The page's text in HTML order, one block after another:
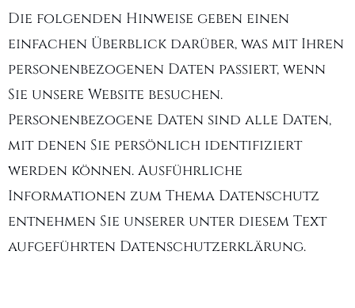
Die folgenden Hinweise geben einen
einfachen Überblick darüber, was mit Ihren
personenbezogenen Daten passiert, wenn
Sie unsere Website besuchen.
Personenbezogene Daten sind alle Daten,
mit denen Sie persönlich identifiziert
werden können. Ausführliche
Informationen zum Thema Datenschutz
entnehmen Sie unserer unter diesem Text
aufgeführten Datenschutzerklärung.